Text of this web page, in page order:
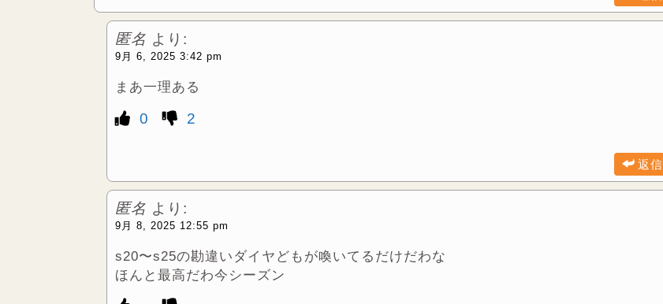
匿名 より:
9月 6, 2025 3:42 pm
まあ一理ある
0 2
返信
匿名 より:
9月 8, 2025 12:55 pm
s20〜s25の勘違いダイヤどもが喚いてるだけだわな
ほんと最高だわ今シーズン